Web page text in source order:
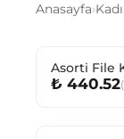
Anasayfa›
Asorti File
₺ 440.52(